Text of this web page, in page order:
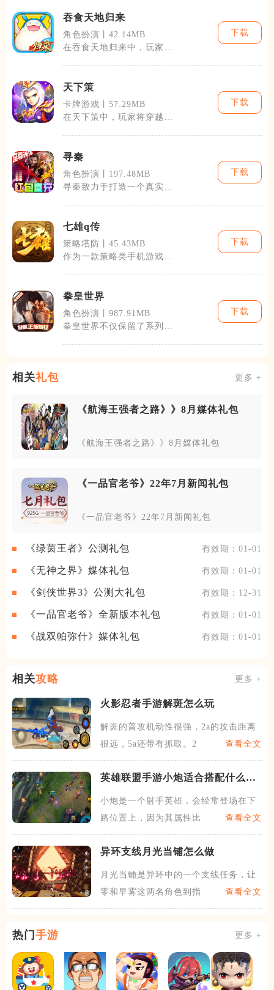
吞食天地归来
角色扮演丨42.14MB
在吞食天地归来中，玩家将
下载
天下策
卡牌游戏丨57.29MB
在天下策中，玩家将穿越回
下载
寻秦
角色扮演丨197.48MB
寻秦致力于打造一个真实还
下载
七雄q传
策略塔防丨45.43MB
作为一款策略类手机游戏，
下载
拳皇世界
角色扮演丨987.91MB
拳皇世界不仅保留了系列经
下载
相关礼包 更多 +
《航海王强者之路》》8月媒体礼包
《航海王强者之路》》8月媒体礼包
《一品官老爷》22年7月新闻礼包
《一品官老爷》22年7月新闻礼包
《绿茵王者》公测礼包 有效期：01-01
《无神之界》媒体礼包 有效期：01-01
《剑侠世界3》公测大礼包 有效期：12-31
《一品官老爷》全新版本礼包 有效期：01-01
《战双帕弥什》媒体礼包 有效期：01-01
相关攻略 更多 +
火影忍者手游解斑怎么玩
解斑的普攻机动性很强，2a的攻击距离
很远，5a还带有抓取。2
查看全文
英雄联盟手游小炮适合搭配什么英
小炮是一个射手英雄，会经常登场在下
路位置上，因为其属性比较全
查看全文
异环支线月光当铺怎么做
月光当铺是异环中的一个支线任务，让
零和早雾这两名角色到指定位
查看全文
热门 手游 更多 +